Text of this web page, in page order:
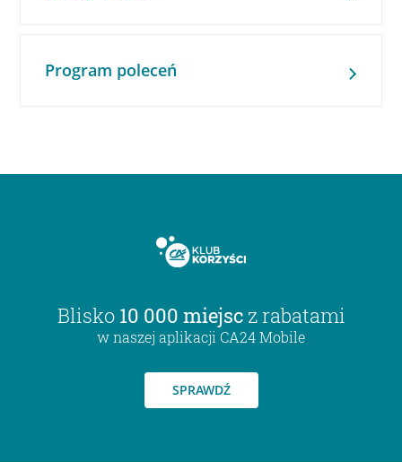
Program poleceń
Blisko 10 000 miejsc z rabatami
w naszej aplikacji CA24 Mobile
SPRAWDŹ